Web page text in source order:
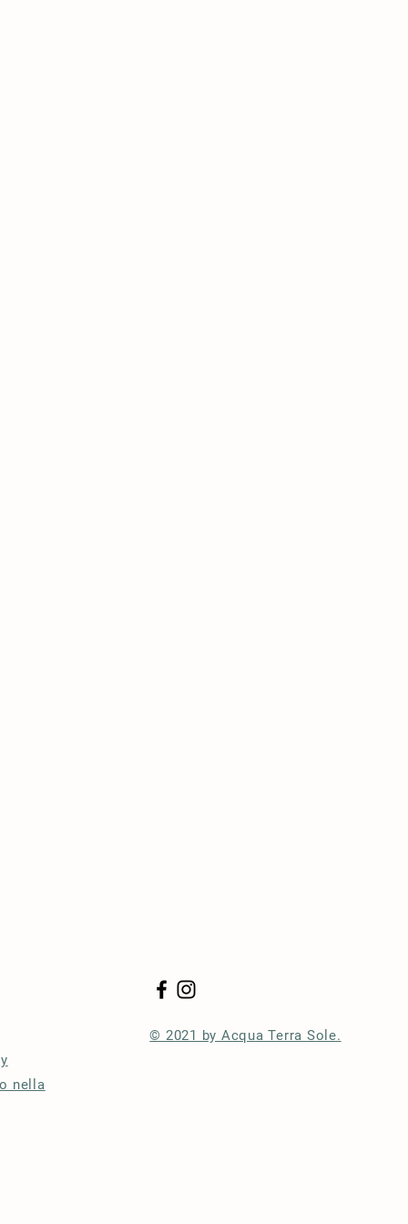
nella
© 2021 by Acqua Terra Sole.